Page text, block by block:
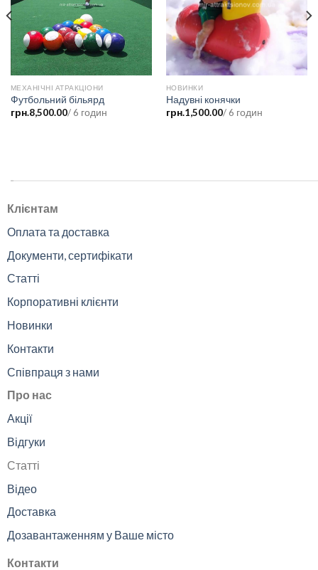
МЕХАНІЧНІ АТРАКЦІОНИ
Футбольний більярд
грн.8,500.00/ 6 годин
НОВИНКИ
Надувні конячки
грн.1,500.00/ 6 годин
Клієнтам
Оплата та доставка
Документи, сертифікати
Статті
Корпоративні клієнти
Новинки
Контакти
Співпраця з нами
Про нас
Акції
Відгуки
Статті
Відео
Доставка
Дозавантаженням у Ваше місто
Контакти